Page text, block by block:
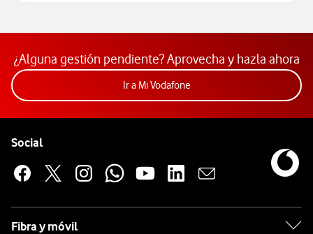
¿Alguna gestión pendiente? Aprovecha y hazla ahora
Ir a Mi VodafoneAcceder a la app Mi
Social
Fibra y móvil